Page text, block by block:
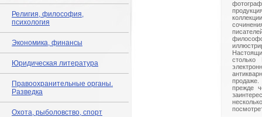
Религия, философия,
психология
Экономика, финансы
Юридическая литература
Правоохранительные органы.
Разведка
Охота, рыболовство, спорт
столько
прежде